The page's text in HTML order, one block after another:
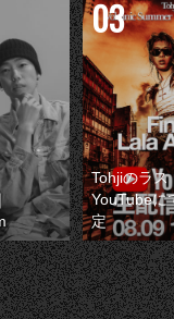
Tohjiのラス
YouTubeに
定